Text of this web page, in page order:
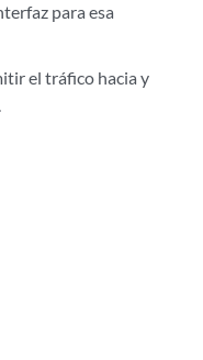
para esa
el tráfico hacia y